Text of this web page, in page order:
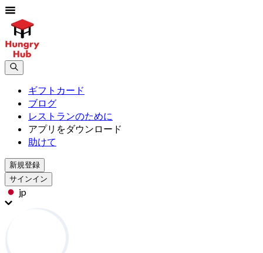
ギフトカード
ブログ
レストランのために
アプリをダウンロード
助けて
新規登録
サインイン
jp